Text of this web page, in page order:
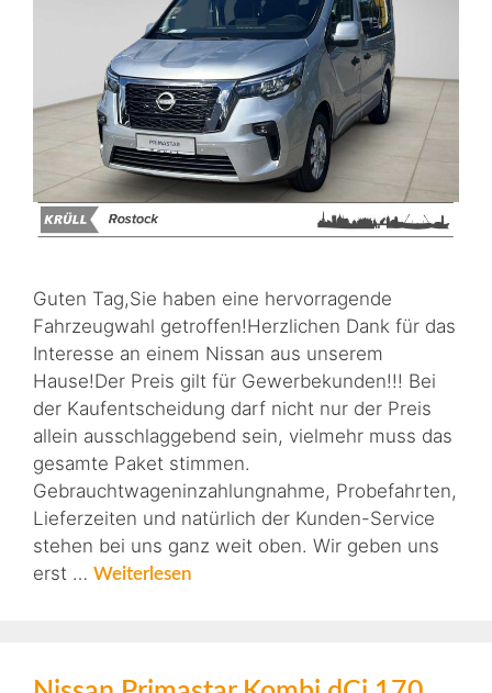
Guten Tag,Sie haben eine hervorragende
Fahrzeugwahl getroffen!Herzlichen Dank für das
Interesse an einem Nissan aus unserem
Hause!Der Preis gilt für Gewerbekunden!!! Bei
der Kaufentscheidung darf nicht nur der Preis
allein ausschlaggebend sein, vielmehr muss das
gesamte Paket stimmen.
Gebrauchtwageninzahlungnahme, Probefahrten,
Lieferzeiten und natürlich der Kunden-Service
stehen bei uns ganz weit oben. Wir geben uns
erst … Weiterlesen